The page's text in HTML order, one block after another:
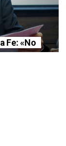
Fe: «No